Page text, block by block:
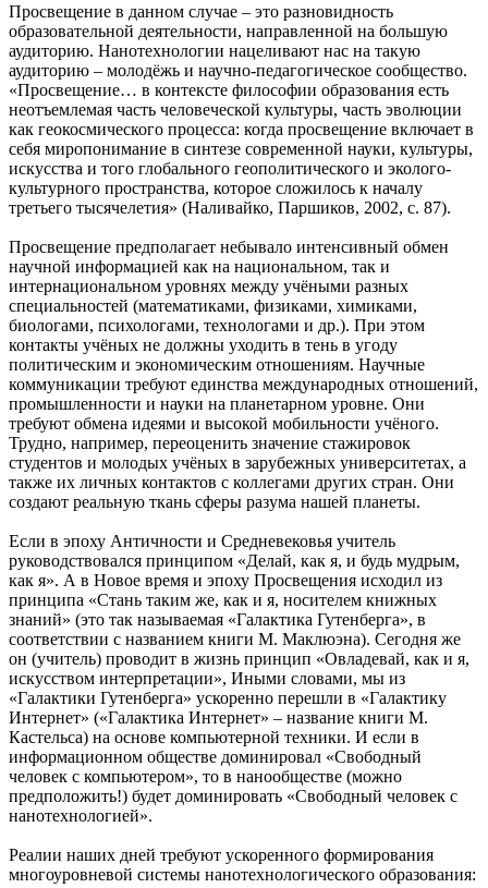
Просвещение в данном случае – это разновидность
образовательной деятельности, направленной на большую
аудиторию. Нанотехнологии нацеливают нас на такую
аудиторию – молодёжь и научно-педагогическое сообщество.
«Просвещение… в контексте философии образования есть
неотъемлемая часть человеческой культуры, часть эволюции
как геокосмического процесса: когда просвещение включает в
себя миропонимание в синтезе современной науки, культуры,
искусства и того глобального геополитического и эколого-
культурного пространства, которое сложилось к началу
третьего тысячелетия» (Наливайко, Паршиков, 2002, с. 87).
Просвещение предполагает небывало интенсивный обмен
научной информацией как на национальном, так и
интернациональном уровнях между учёными разных
специальностей (математиками, физиками, химиками,
биологами, психологами, технологами и др.). При этом
контакты учёных не должны уходить в тень в угоду
политическим и экономическим отношениям. Научные
коммуникации требуют единства международных отношений,
промышленности и науки на планетарном уровне. Они
требуют обмена идеями и высокой мобильности учёного.
Трудно, например, переоценить значение стажировок
студентов и молодых учёных в зарубежных университетах, а
также их личных контактов с коллегами других стран. Они
создают реальную ткань сферы разума нашей планеты.
Если в эпоху Античности и Средневековья учитель
руководствовался принципом «Делай, как я, и будь мудрым,
как я». А в Новое время и эпоху Просвещения исходил из
принципа «Стань таким же, как и я, носителем книжных
знаний» (это так называемая «Галактика Гутенберга», в
соответствии с названием книги М. Маклюэна). Сегодня же
он (учитель) проводит в жизнь принцип «Овладевай, как и я,
искусством интерпретации», Иными словами, мы из
«Галактики Гутенберга» ускоренно перешли в «Галактику
Интернет» («Галактика Интернет» – название книги М.
Кастельса) на основе компьютерной техники. И если в
информационном обществе доминировал «Свободный
человек с компьютером», то в нанообществе (можно
предположить!) будет доминировать «Свободный человек с
нанотехнологией».
Реалии наших дней требуют ускоренного формирования
многоуровневой системы нанотехнологического образования: